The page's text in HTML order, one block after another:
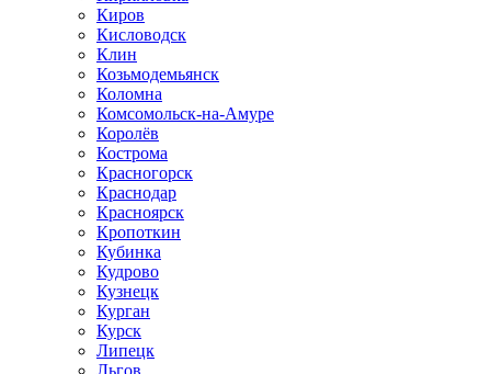
Киров
Кисловодск
Клин
Козьмодемьянск
Коломна
Комсомольск-на-Амуре
Королёв
Кострома
Красногорск
Краснодар
Красноярск
Кропоткин
Кубинка
Кудрово
Кузнецк
Курган
Курск
Липецк
Льгов